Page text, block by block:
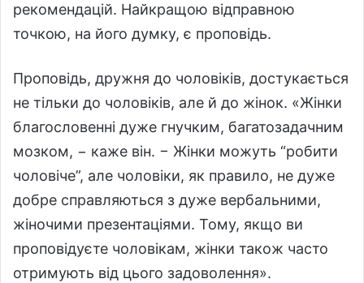
рекомендацій. Найкращою відправною
точкою, на його думку, є проповідь.
Проповідь, дружня до чоловіків, достукається
не тільки до чоловіків, але й до жінок. «Жінки
благословенні дуже гнучким, багатозадачним
мозком, − каже він. − Жінки можуть “робити
чоловіче”, але чоловіки, як правило, не дуже
добре справляються з дуже вербальними,
жіночими презентаціями. Тому, якщо ви
проповідуєте чоловікам, жінки також часто
отримують від цього задоволення».